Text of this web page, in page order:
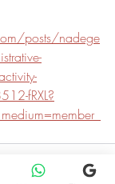
posts/nadege
fRXL?